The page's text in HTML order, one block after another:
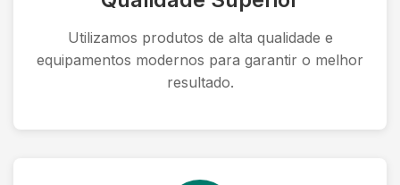
Utilizamos produtos de alta qualidade e
equipamentos modernos para garantir o melhor
resultado.